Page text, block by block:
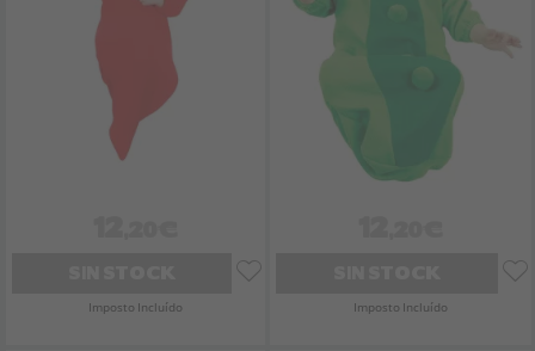
Imposto Incluído Imposto Incluído